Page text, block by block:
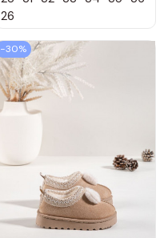
kailiuku viduje,
dramblio...
26
−30%